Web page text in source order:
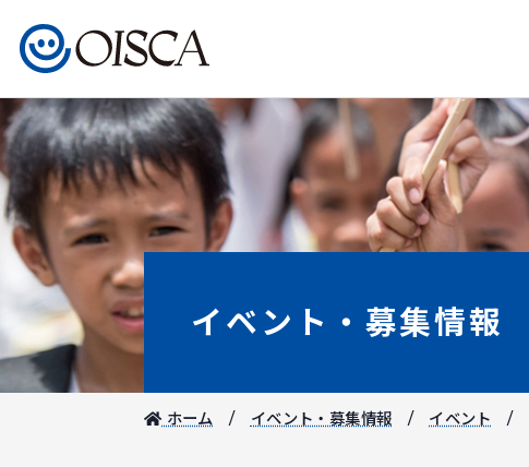
イベント・募集情報
ホーム イベント・募集情報 イベント